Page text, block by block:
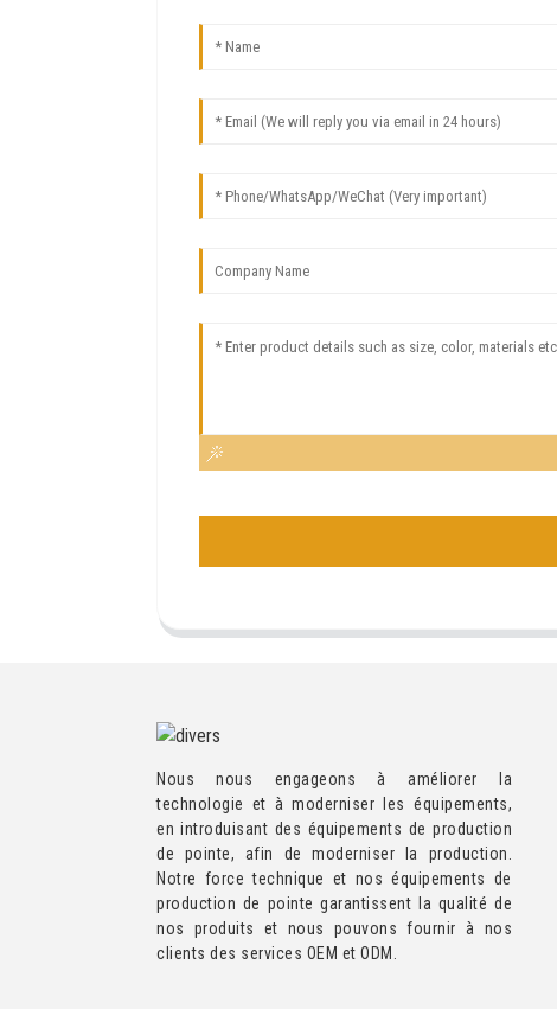
Nous nous engageons à améliorer la
technologie et à moderniser les équipements,
en introduisant des équipements de production
de pointe, afin de moderniser la production.
Notre force technique et nos équipements de
production de pointe garantissent la qualité de
nos produits et nous pouvons fournir à nos
clients des services OEM et ODM.